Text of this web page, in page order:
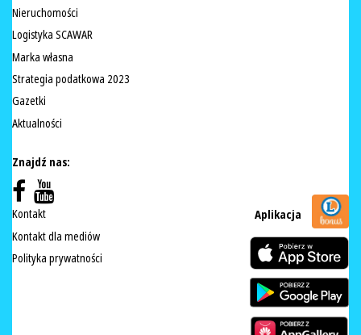
Nieruchomości
Logistyka SCAWAR
Marka własna
Strategia podatkowa 2023
Gazetki
Aktualności
Znajdź nas:
Kontakt
Kontakt dla mediów
Polityka prywatności
Aplikacja